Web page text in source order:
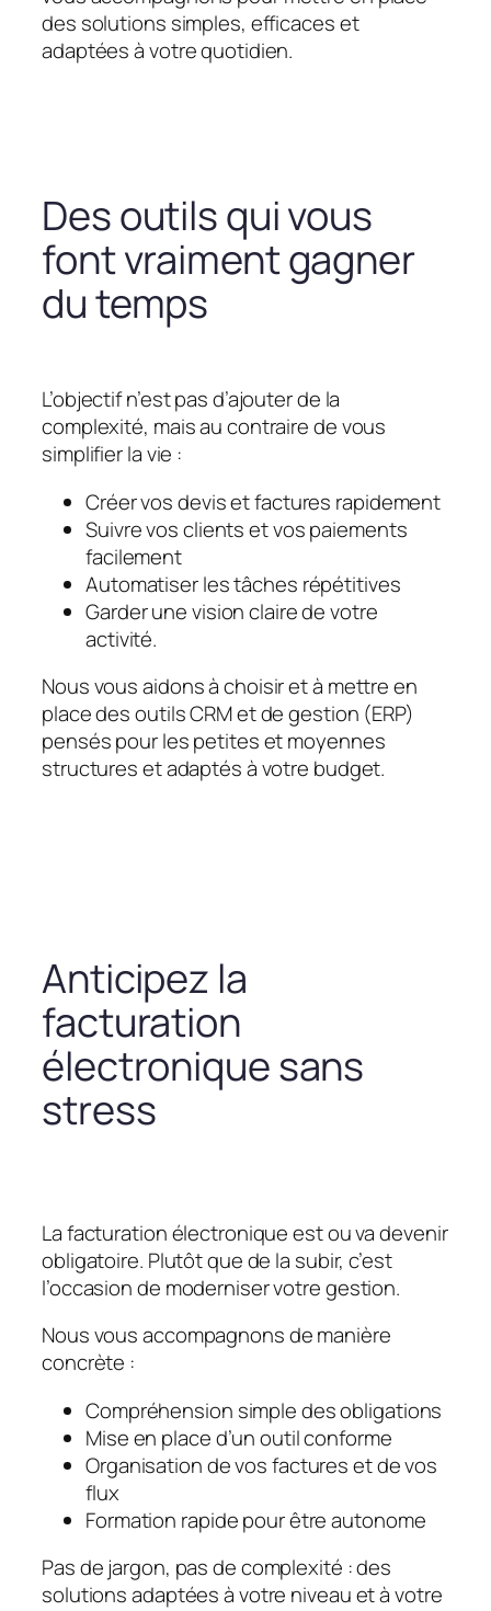
des solutions simples, efficaces et
adaptées à votre quotidien.
Des outils qui vous
font vraiment gagner
du temps
L’objectif n’est pas d’ajouter de la
complexité, mais au contraire de vous
simplifier la vie :
Créer vos devis et factures rapidement
Suivre vos clients et vos paiements
facilement
Automatiser les tâches répétitives
Garder une vision claire de votre
activité.
Nous vous aidons à choisir et à mettre en
place des outils CRM et de gestion (ERP)
pensés pour les petites et moyennes
structures et adaptés à votre budget.
Anticipez la
facturation
électronique sans
stress
La facturation électronique est ou va devenir
obligatoire. Plutôt que de la subir, c’est
l’occasion de moderniser votre gestion.
Nous vous accompagnons de manière
concrète :
Compréhension simple des obligations
Mise en place d’un outil conforme
Organisation de vos factures et de vos
flux
Formation rapide pour être autonome
Pas de jargon, pas de complexité : des
solutions adaptées à votre niveau et à votre